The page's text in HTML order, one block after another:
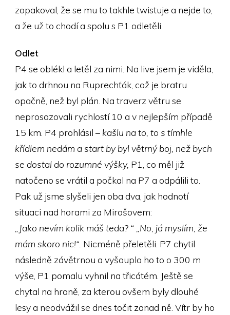
zopakoval, že se mu to takhle twistuje a nejde to,
a že už to chodí a spolu s P1 odletěli.
Odlet
P4 se oblékl a letěl za nimi. Na live jsem je viděla,
jak to drhnou na Ruprechťák, což je bratru
opačně, než byl plán. Na traverz větru se
neprosazovali rychlostí 10 a v nejlepším případě
15 km. P4 prohlásil –kašlu na to, to s tímhle
křídlem nedám a start by byl větrný boj, než bych
se dostal do rozumné výšky, P1, co měl již
natočeno se vrátil a počkal na P7 a odpálili to.
Pak už jsme slyšeli jen oba dva, jak hodnotí
situaci nad horami za Mirošovem:
„Jako nevím kolik máš teda? “ „No, já myslím, že
mám skoro nic!“. Nicméně přeletěli. P7 chytil
následně závětrnou a vyšouplo ho to o 300 m
výše, P1 pomalu vyhnil na třicátém. Ještě se
chytal na hraně, za kterou ovšem byly dlouhé
lesy a neodvážil se dnes točit zanad ně. Vítr by ho